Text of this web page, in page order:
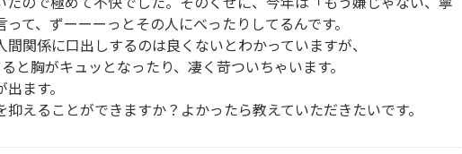
て、ずーーーっとその人にべったりしてるんです。
関係に口出しするのは良くないとわかっていますが、
と胸がキュッとなったり、凄く苛ついちゃいます。
ます。
抑えることができますか？よかったら教えていただきたいです。